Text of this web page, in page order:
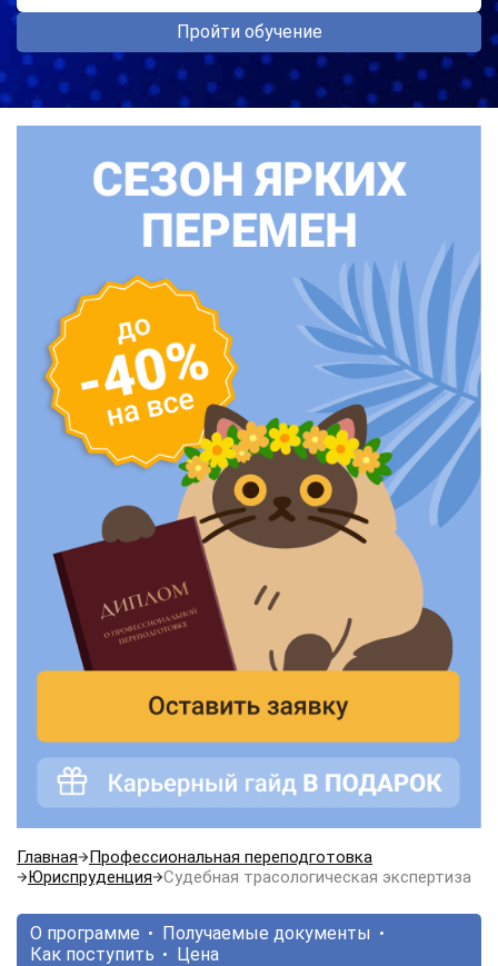
Пройти обучение
Главная
Профессиональная переподготовка
Юриспруденция
Судебная трасологическая экспертиза
О программе
Получаемые документы
Как поступить
Цена